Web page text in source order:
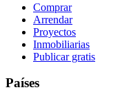
Comprar
Arrendar
Proyectos
Inmobiliarias
Publicar gratis
Países